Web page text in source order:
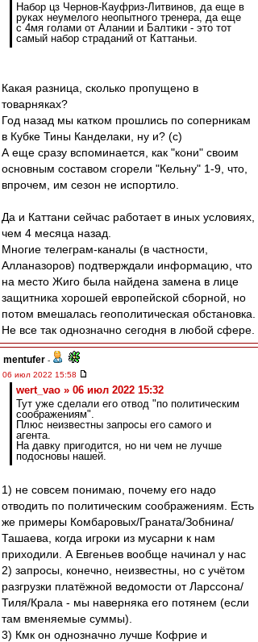
Набор цз Чернов-Кауфриз-Литвинов, да еще в
руках неумелого неопытного тренера, да еще
с 4мя голами от Алании и Балтики - это тот
самый набор страданий от Каттаньи.
Какая разница, сколько пропущено в
товарняках?
Год назад мы катком прошлись по соперникам
в Кубке Тины Канделаки, ну и? (с)
А еще сразу вспоминается, как "кони" своим
основным составом сгорели "Кельну" 1-9, что,
впрочем, им сезон не испортило.
Да и Каттани сейчас работает в иных условиях,
чем 4 месяца назад.
Многие телеграм-каналы (в частности,
Алланазоров) подтверждали информацию, что
на место Жиго была найдена замена в лице
защитника хорошей европейской сборной, но
потом вмешалась геополитическая обстановка.
Не все так однозначно сегодня в любой сфере.
mentufer -
06 июл 2022 15:58
wert_vao » 06 июл 2022 15:32
Тут уже сделали его отвод "по политическим
соображениям".
Плюс неизвестны запросы его самого и
агента.
На давку пригодится, но ни чем не лучше
подосновы нашей.
1) не совсем понимаю, почему его надо
отводить по политическим соображениям. Есть
же примеры Комбаровых/Граната/Зобнина/
Ташаева, когда игроки из мусарни к нам
приходили. А Евгеньев вообще начинал у нас
2) запросы, конечно, неизвестны, но с учётом
разгрузки платёжной ведомости от Ларссона/
Тиля/Крала - мы наверняка его потянем (если
там вменяемые суммы).
3) Кмк он однозначно лучше Кофрие и